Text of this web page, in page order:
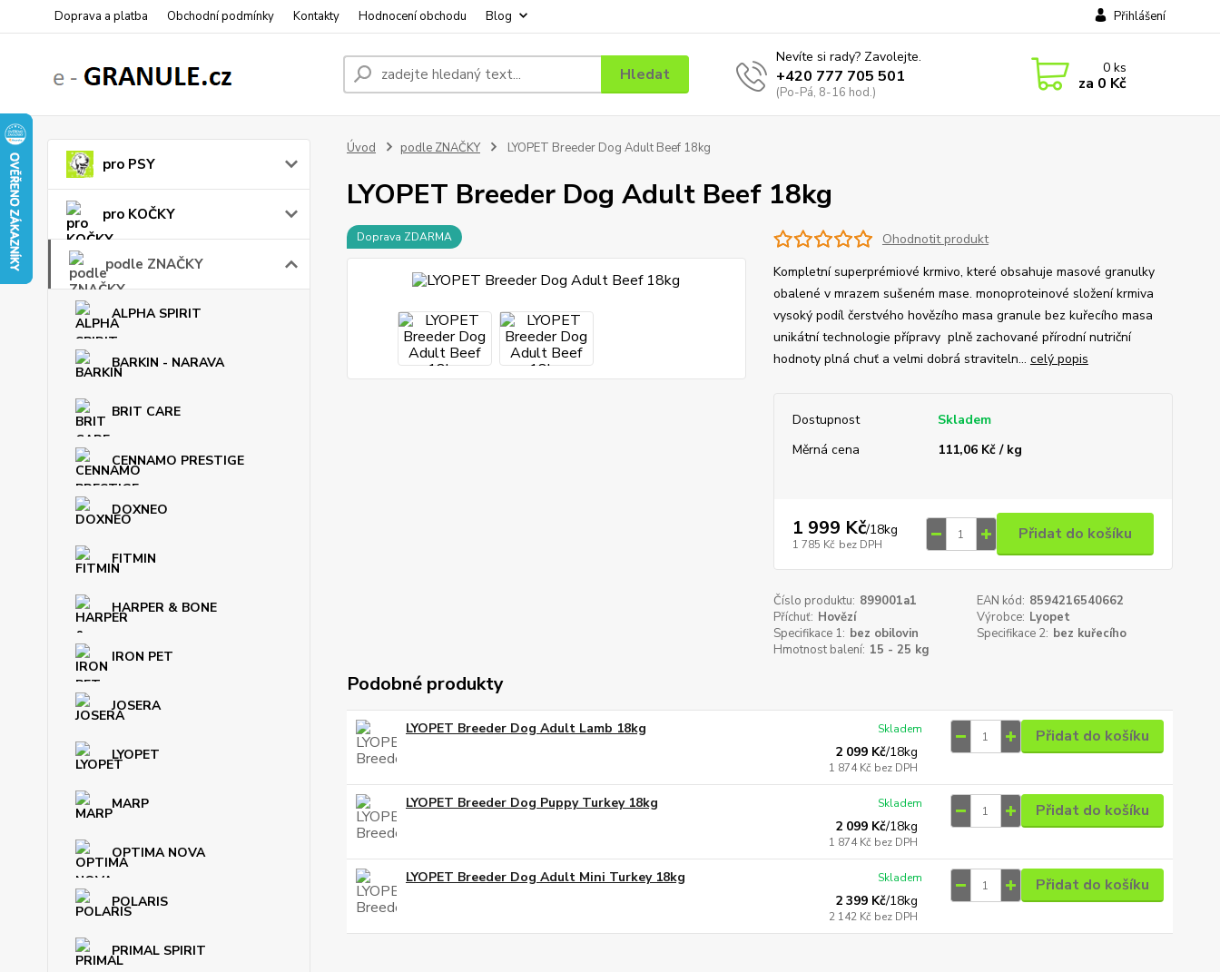
Doprava a platba Obchodní podmínky Kontakty Hodnocení obchodu Blog Přihlášení
Hledat
Nevíte si rady? Zavolejte.
+420 777 705 501
(Po-Pá, 8-16 hod.)
0ks
za 0 Kč
pro PSY
pro KOČKY
podle ZNAČKY
ALPHA SPIRIT
BARKIN - NARAVA
BRIT CARE
CENNAMO PRESTIGE
DOXNEO
FITMIN
HARPER & BONE
IRON PET
JOSERA
LYOPET
MARP
OPTIMA NOVA
POLARIS
PRIMAL SPIRIT
Úvod podle ZNAČKY LYOPET Breeder Dog Adult Beef 18kg
LYOPET Breeder Dog Adult Beef 18kg
Doprava ZDARMA
Ohodnotit produkt
Kompletní superprémiové krmivo, které obsahuje masové granulky
obalené v mrazem sušeném mase. monoproteinové složení krmiva
vysoký podíl čerstvého hovězího masa granule bez kuřecího masa
unikátní technologie přípravy plně zachované přírodní nutriční
hodnoty plná chuť a velmi dobrá straviteln... celý popis
Dostupnost
Skladem
Měrná cena
111,06 Kč / kg
1 999 Kč/18kg
1 785 Kč bez DPH
Přidat do košíku
Číslo produktu: 899001a1 EAN kód: 8594216540662
Příchuť: Hovězí Výrobce: Lyopet
Specifikace 1: bez obilovin Specifikace 2: bez kuřecího
Hmotnost balení: 15 - 25 kg
Podobné produkty
LYOPET Breeder Dog Adult Lamb 18kg
2 099 Kč/18kg
1 874 Kč bez DPH
Skladem Přidat do košíku
LYOPET Breeder Dog Puppy Turkey 18kg
2 099 Kč/18kg
1 874 Kč bez DPH
Skladem Přidat do košíku
LYOPET Breeder Dog Adult Mini Turkey 18kg
2 399 Kč/18kg
2 142 Kč bez DPH
Skladem Přidat do košíku